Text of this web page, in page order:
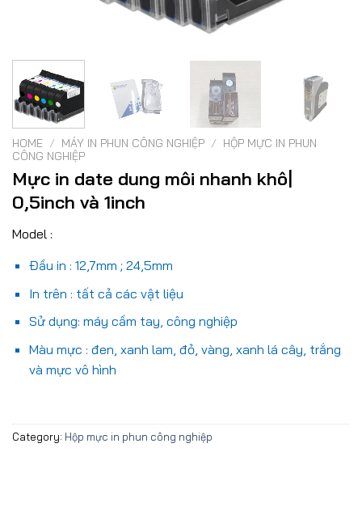
HOME / MÁY IN PHUN CÔNG NGHIỆP / HỘP MỰC IN PHUN
CÔNG NGHIỆP
Mực in date dung môi nhanh khô|
0,5inch và 1inch
Model :
Đầu in : 12,7mm ; 24,5mm
In trên : tất cả các vật liệu
Sử dụng: máy cầm tay, công nghiệp
Màu mực : đen, xanh lam, đỏ, vàng, xanh lá cây, trắng
và mực vô hình
Category: Hộp mực in phun công nghiệp